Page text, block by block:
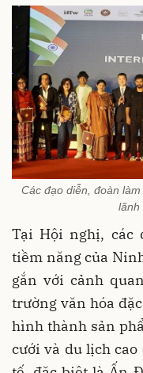
Các đạo diễn, đoàn
lãnh
Tại Hội nghị, các
tiềm năng của
gắn với cảnh
trường văn hóa
hình thành sản
cưới và du lịch